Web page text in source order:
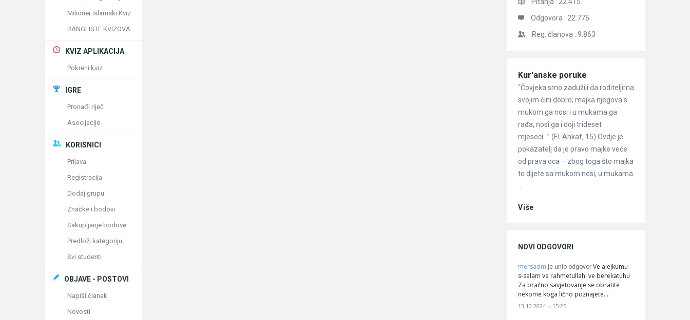
Odgovora : 22.775
Reg. članova : 9.863
Članci
Kur'anske poruke
“Čovjeka smo zadužili da roditeljima
svojim čini dobro; majka njegova s
mukom ga nosi i u mukama ga
rađa, nosi ga i doji trideset
mjeseci…” (El-Ahkaf, 15) Ovdje je
pokazatelj da je pravo majke veće
od prava oca – zbog toga što majka
to dijete sa mukom nosi, u mukama
Više
NOVI ODGOVORI
mersadm je unio odgovor Ve alejkumu-
s-selam ve rahmetullahi ve berekatuhu
Za bračno savjetovanje se obratite
nekome koga lično poznajete.…
13.10.2024 u 15:25
Milioner Islamski Kviz
RANGLISTE KVIZOVA
KVIZ APLIKACIJA
Pokreni kviz
IGRE
Pronađi riječ
Asocijacije
KORISNICI
Prijava
Registracija
Dodaj grupu
Značke i bodovi
Sakupljanje bodove
Predloži kategoriju
Svi studenti
OBJAVE - POSTOVI
Napiši članak
Novosti